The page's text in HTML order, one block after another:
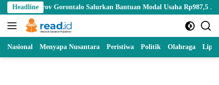
Skip
to
content
Headline
Gorontalo Salurkan Bantuan Modal Usaha Rp987,5 Juta untuk
Nasional Menyapa Nusantara Peristiwa Politik Olahraga